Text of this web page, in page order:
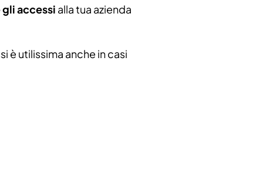
accessi alla tua azienda
è utilissima anche in casi